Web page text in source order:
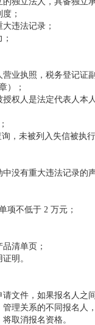
；
违法记录；
业执照，税务登记
）；
权人是法定代表人
，未被列入失信被
没有重大违法记录的
项不低于 2 万元；
清单页；
明。
文件，如果报名人之
理关系的不同报名人
取消报名资格。